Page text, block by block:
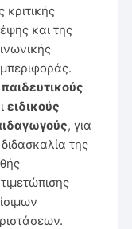
κριτικής
και της
ειδικούς
, για
της